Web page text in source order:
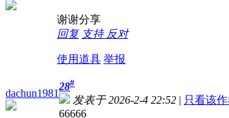
谢谢分享
回复 支持 反对
使用道具 举报
dachun1981
28#
发表于 2026-2-4 22:52 | 只看该
66666